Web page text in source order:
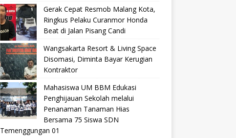
Gerak Cepat Resmob Malang Kota,
Ringkus Pelaku Curanmor Honda
Beat di Jalan Pisang Candi
Wangsakarta Resort & Living Space
Disomasi, Diminta Bayar Kerugian
Kontraktor
Mahasiswa UM BBM Edukasi
Penghijauan Sekolah melalui
Penanaman Tanaman Hias
Bersama 75 Siswa SDN
Temenggungan 01